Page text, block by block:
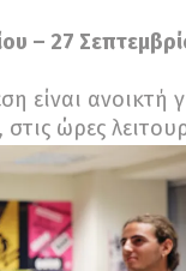
– 27
είναι ανοικτή
ώρες